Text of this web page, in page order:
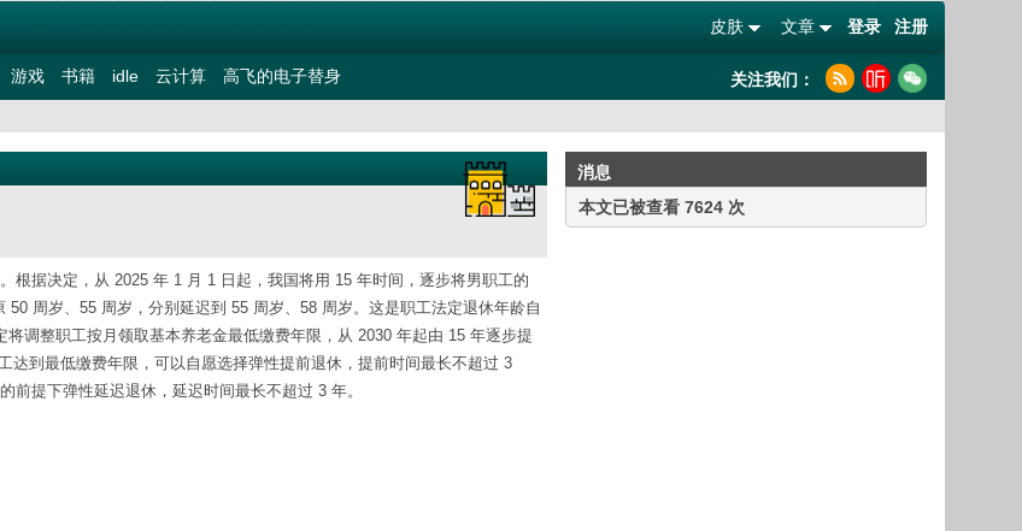
登录 注册
文章
皮肤
游戏 书籍 idle 云计算 高飞的电子替身 关注我们：
消息
本文已被查看 7624 次
根据决定，从 2025 年 1 月 1 日起，我国将用 15 年时间，逐步将男职工的
周岁、55 周岁，分别延迟到 55 周岁、58 周岁。这是职工法定退休年龄自
调整职工按月领取基本养老金最低缴费年限，从 2030 年起由 15 年逐步提
到最低缴费年限，可以自愿选择弹性提前退休，提前时间最长不超过 3
提下弹性延迟退休，延迟时间最长不超过 3 年。